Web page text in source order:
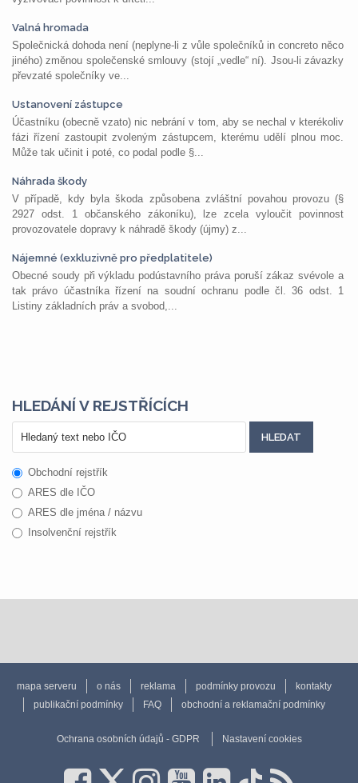
Valná hromada
Společnická dohoda není (neplyne-li z vůle společníků in concreto něco
jiného) změnou společenské smlouvy (stojí „vedle“ ní). Jsou-li závazky
převzaté společníky ve...
Ustanovení zástupce
Účastníku (obecně vzato) nic nebrání v tom, aby se nechal v kterékoliv
fázi řízení zastoupit zvoleným zástupcem, kterému udělí plnou moc.
Může tak učinit i poté, co podal podle §...
Náhrada škody
V případě, kdy byla škoda způsobena zvláštní povahou provozu (§
2927 odst. 1 občanského zákoníku), lze zcela vyloučit povinnost
provozovatele dopravy k náhradě škody (újmy) z...
Nájemné (exkluzivně pro předplatitele)
Obecné soudy při výkladu podústavního práva poruší zákaz svévole a
tak právo účastníka řízení na soudní ochranu podle čl. 36 odst. 1
Listiny základních práv a svobod,...
HLEDÁNÍ V REJSTŘÍCÍCH
Obchodní rejstřík
ARES dle IČO
ARES dle jména / názvu
Insolvenční rejstřík
mapa serveru o nás reklama podmínky provozu
kontakty
publikační podmínky
FAQ obchodní a reklamační podmínky
Ochrana osobních údajů - GDPR Nastavení cookies